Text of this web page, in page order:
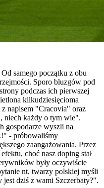
samego początku z obu
Sporo bluzgów pod
podczas ich pierwszej
kilkudziesięcioma
napisem "Cracovia" oraz
niech każdy o tym wie".
gospodarze wyszli na
- próbowaliśmy
zaangażowania. Przez
choć nasz doping stał
były oczywiście
nt. twarzy polskiej myśli
dziś z wami Szczerbaty?".